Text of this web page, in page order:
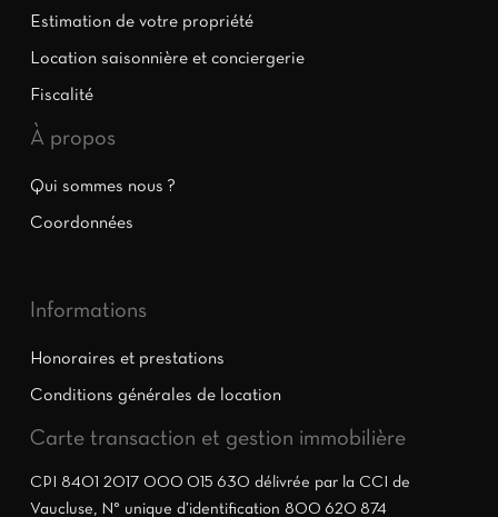
Estimation de votre propriété
Location saisonnière et conciergerie
Fiscalité
À propos
Qui sommes nous ?
Coordonnées
Informations
Honoraires et prestations
Conditions générales de location
Carte transaction et gestion immobilière
CPI 8401 2017 000 015 630 délivrée par la CCI de
Vaucluse, N° unique d’identification 800 620 874